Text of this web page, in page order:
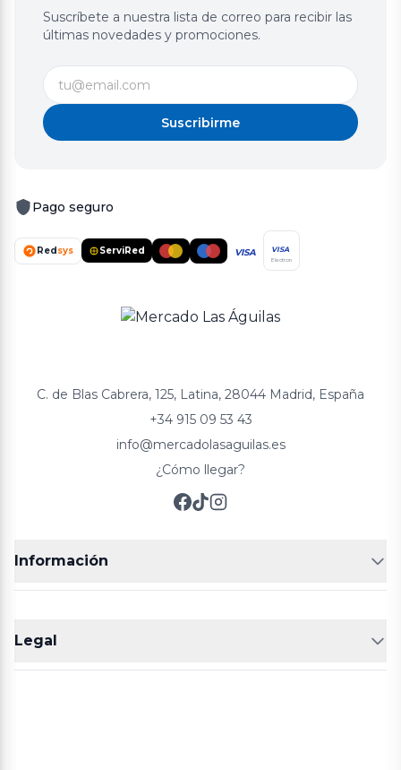
Suscríbete a nuestra lista de correo para recibir las
últimas novedades y promociones.
Suscribirme
Pago seguro
Redsys ServiRed VISA VISA
Electron
C. de Blas Cabrera, 125, Latina, 28044 Madrid, España
+34 915 09 53 43
info@mercadolasaguilas.es
¿Cómo llegar?
Información
FRUTERÍAS
POLLERÍA
CHARCUTERIA
Legal
Aviso legal